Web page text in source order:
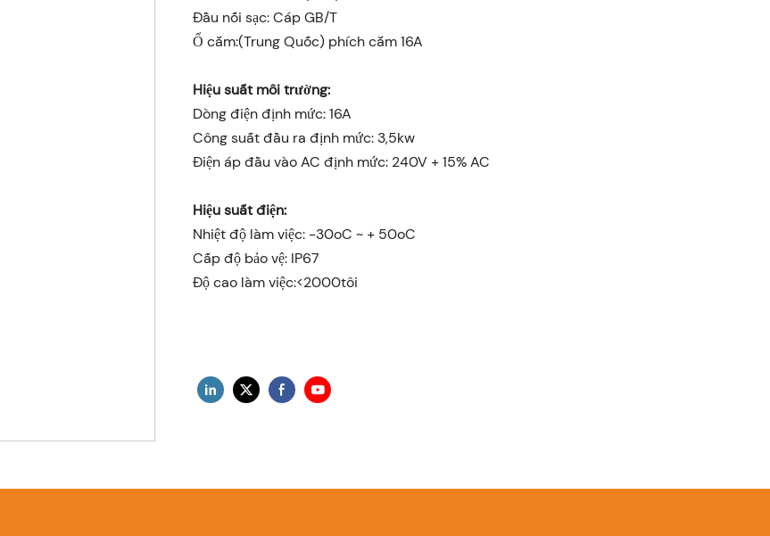
Đầu nối sạc: Cáp GB/T
Ổ cắm:(Trung Quốc) phích cắm 16A
Hiệu suất môi trường:
Dòng điện định mức: 16A
Công suất đầu ra định mức: 3,5kw
Điện áp đầu vào AC định mức: 240V + 15% AC
Hiệu suất điện:
Nhiệt độ làm việc: -30oC ~ + 50oC
Cấp độ bảo vệ: IP67
Độ cao làm việc:<2000tôi